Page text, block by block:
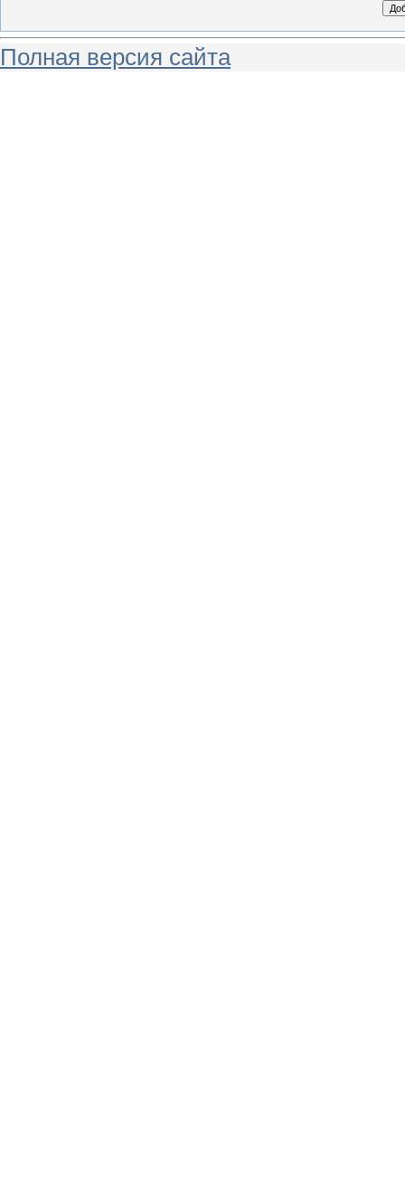
Полная версия сайта